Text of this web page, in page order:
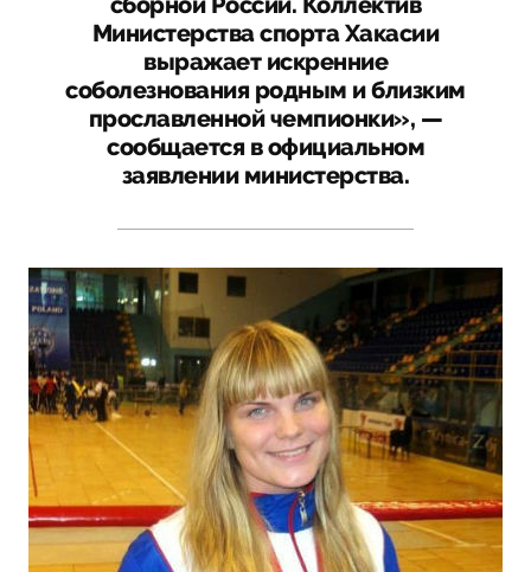
Министерства спорта Хакасии
выражает искренние
соболезнования родным и близким
прославленной чемпионки», —
сообщается в официальном
заявлении министерства.